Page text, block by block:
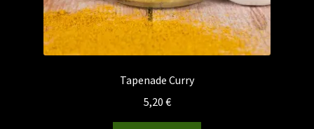
Tapenade Curry
5,20 €